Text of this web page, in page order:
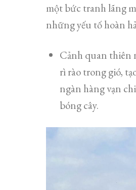
một bức tranh lãng
những yếu tố hoàn
Cảnh quan thiên
rì rào trong gió,
ngàn hàng vạn
bóng cây.